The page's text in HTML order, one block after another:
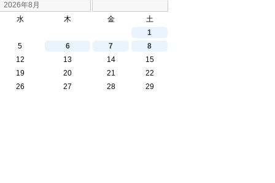
2026年8月
水 木 金
土
1
5 6 7
8
12 13 14
15
19 20 21
22
26 27 28
29